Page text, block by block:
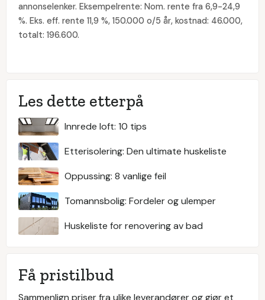
annonselenker. Eksempelrente: Nom. rente fra 6,9-24,9
%. Eks. eff. rente 11,9 %, 150.000 o/5 år, kostnad: 46.000,
totalt: 196.600.
Les dette etterpå
Innrede loft: 10 tips
Etterisolering: Den ultimate huskeliste
Oppussing: 8 vanlige feil
Tomannsbolig: Fordeler og ulemper
Huskeliste for renovering av bad
Få pristilbud
Sammenlign priser fra ulike leverandører og gjør et